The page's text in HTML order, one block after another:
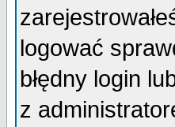
logować
błędny login
z